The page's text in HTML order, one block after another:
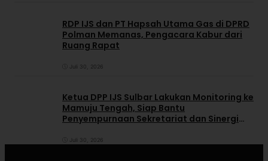
RDP IJS dan PT Hapsah Utama Gas di DPRD
Polman Memanas, Pengacara Kabur dari
Ruang Rapat
Juli 30, 2026
Ketua DPP IJS Sulbar Lakukan Monitoring ke
Mamuju Tengah, Siap Bantu
Penyempurnaan Sekretariat dan Sinergi
Juli 30, 2026